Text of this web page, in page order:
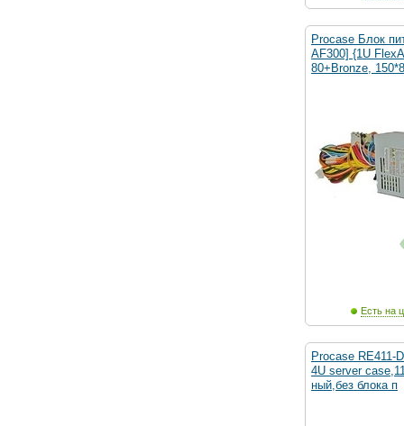
Procase Блок
AF300] {1U
80+Bronze, 150*8
Есть на
Procase RE411-
4U server
ный,без блока п